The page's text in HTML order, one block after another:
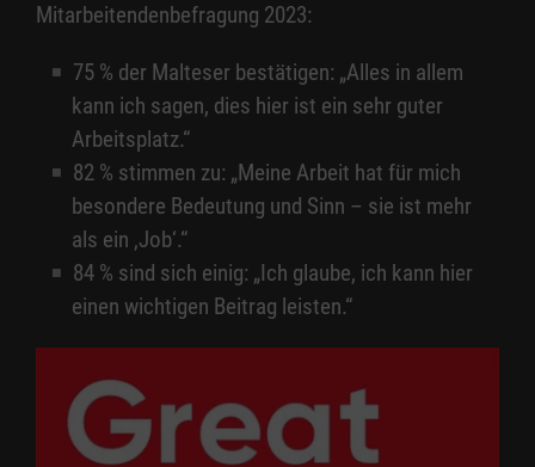
Mitarbeitendenbefragung 2023:
75 % der Malteser bestätigen: „Alles in allem
kann ich sagen, dies hier ist ein sehr guter
Arbeitsplatz.“
82 % stimmen zu: „Meine Arbeit hat für mich
besondere Bedeutung und Sinn – sie ist mehr
als ein ‚Job‘.“
84 % sind sich einig: „Ich glaube, ich kann hier
einen wichtigen Beitrag leisten.“